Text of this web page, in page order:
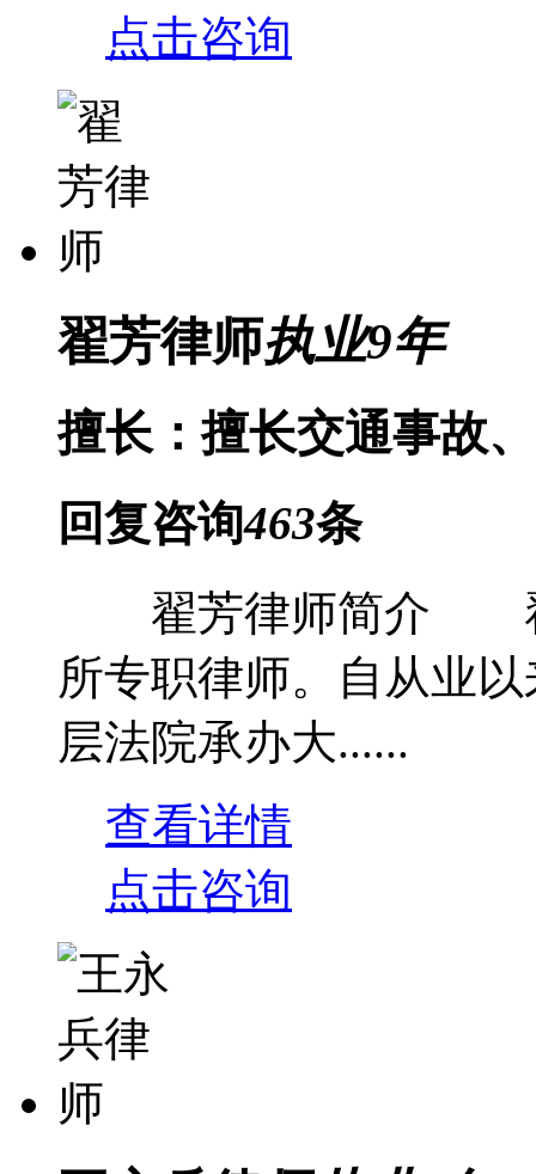
点击咨询
翟芳律师执业9年
擅长：擅长交通事故
回复咨询463条
翟芳律师简介 翟
所专职律师。自从业
层法院承办大......
查看详情
点击咨询